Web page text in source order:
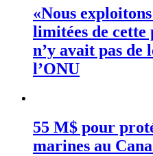
«Nous
limitées de cette
n’y avait pas de
l’ONU
55 M$ pour
marines au